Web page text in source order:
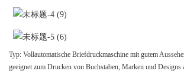
Typ: Vollautomatische Briefdruckmaschine mit gutem
geeignet zum Drucken von Buchstaben, Marken und Designs